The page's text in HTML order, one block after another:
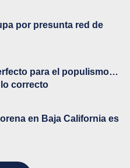
por presunta red de
para el populismo…
correcto
en Baja California es